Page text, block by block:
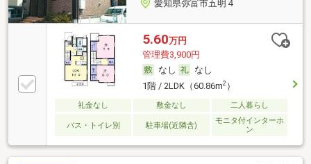
愛知県弥富市五明４
5.60万円
管理費3,900円
なし
なし
1階 / 2LDK（60.86m2）
礼金なし 敷金なし 二人暮らし
バス・トイレ別 駐車場(近隣含)
モニタ付インターホ
ン